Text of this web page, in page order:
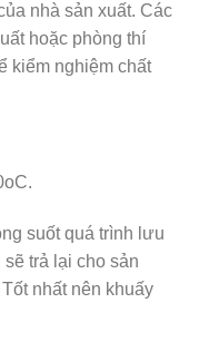
nhà sản xuất. Các
hoặc phòng thí
kiểm nghiệm chất
suốt quá trình lưu
trả lại cho sản
nhất nên khuấy